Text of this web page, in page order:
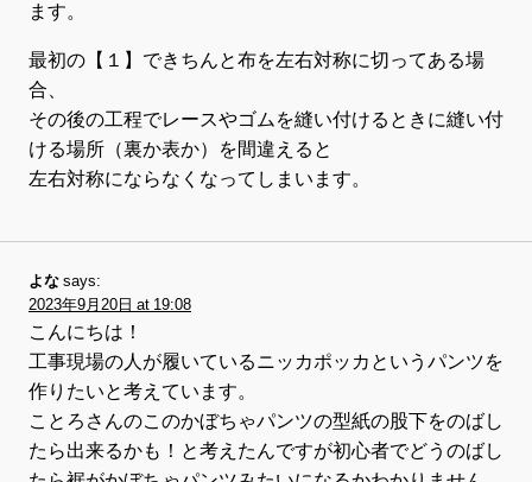
ます。
最初の【１】できちんと布を左右対称に切ってある場
合、
その後の工程でレースやゴムを縫い付けるときに縫い付
ける場所（裏か表か）を間違えると
左右対称にならなくなってしまいます。
よな says:
2023年9月20日 at 19:08
こんにちは！
工事現場の人が履いているニッカポッカというパンツを
作りたいと考えています。
ことろさんのこのかぼちゃパンツの型紙の股下をのばし
たら出来るかも！と考えたんですが初心者でどうのばし